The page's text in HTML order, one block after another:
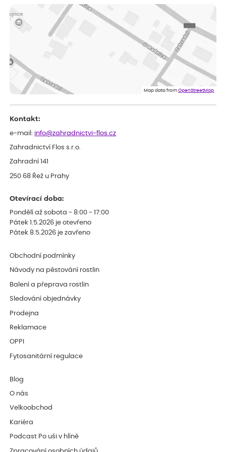
Vše přišlo velice rychle krásně zabalené. Rostlinky po přesazení
velice dobře prospívají
Jarda
Dobrý den, byli jsme spokojeni
Eshop, objednání bylo v pořádku, žádný problém. Jen jsem byla
smutná z dodávky jedné kytky, která nebyla v nejlepší kondici a i
Map data fromOpenStreetMap
Kontakt:
e-mail: info@zahradnictvi-flos.cz
Zahradnictví Flos s.r.o.
Zahradní 141
250 68 Řež u Prahy
Otevírací doba:
Pondělí až sobota - 8:00 - 17:00
Pátek 1.5.2026 je otevřeno
Pátek 8.5.2026 je zavřeno
Obchodní podmínky
Návody na pěstování rostlin
Balení a přeprava rostlin
Sledování objednávky
Prodejna
Reklamace
OPPI
Fytosanitární regulace
Blog
O nás
Velkoobchod
Kariéra
Podcast Po uši v hlíně